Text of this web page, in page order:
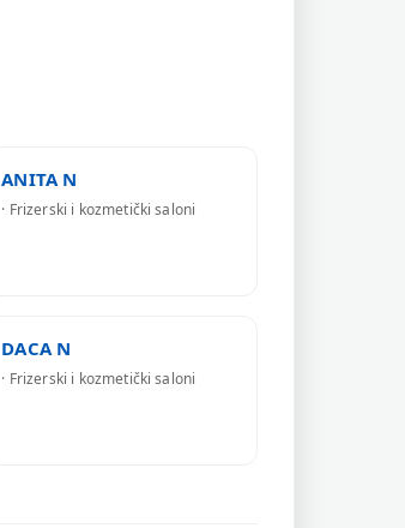
ANITA N
· Frizerski i kozmetički saloni
DACA N
· Frizerski i kozmetički saloni